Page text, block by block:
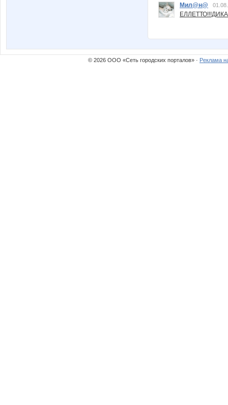
Мил@н@
© 2026 ООО «Сеть городских порталов» · Реклама